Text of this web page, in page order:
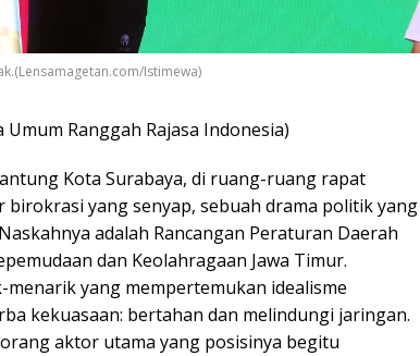
Istimewa)
Umum Ranggah Rajasa Indonesia)
Kota Surabaya, di ruang-ruang rapat
yang senyap, sebuah drama politik yang
adalah Rancangan Peraturan Daerah
dan Keolahragaan Jawa Timur.
yang mempertemukan idealisme
kekuasaan: bertahan dan melindungi jaringan.
aktor utama yang posisinya begitu